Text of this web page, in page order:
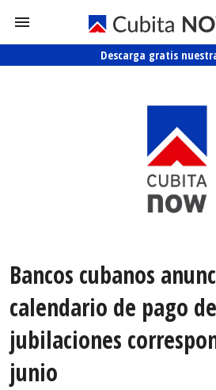
Descarga gratis
Bancos cubanos
calendario de pago
jubilaciones
junio